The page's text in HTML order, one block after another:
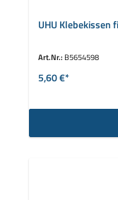
UHU Klebekissen
Art.Nr.: B5654598
5,60 €*